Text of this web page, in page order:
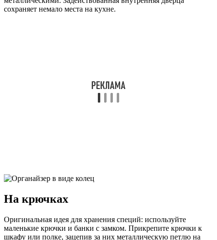
сохраняет немало места на кухне.
На крючках
Оригинальная идея для хранения специй: используйте
маленькие крючки и банки с замком. Прикрепите крючки к
шкафу или полке, зацепив за них металлическую петлю на